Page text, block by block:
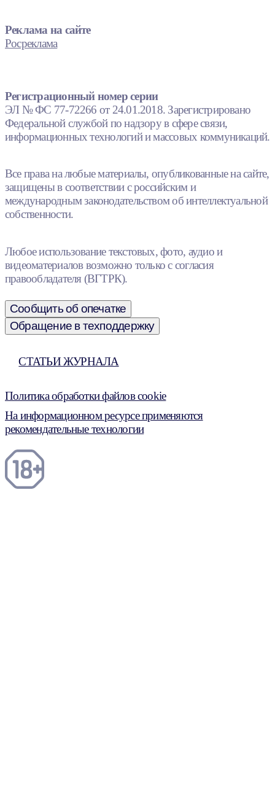
Реклама на сайте
Росреклама
Регистрационный номер серии
ЭЛ № ФС 77-72266 от 24.01.2018. Зарегистрировано
Федеральной службой по надзору в сфере связи,
информационных технологий и массовых коммуникаций.
Все права на любые материалы, опубликованные на сайте,
защищены в соответствии с российским и
международным законодательством об интеллектуальной
собственности.
Любое использование текстовых, фото, аудио и
видеоматериалов возможно только с согласия
правообладателя (ВГТРК).
Сообщить об опечатке
Обращение в техподдержку
СТАТЬИ ЖУРНАЛА
Политика обработки файлов cookie
На информационном ресурсе применяются
рекомендательные технологии